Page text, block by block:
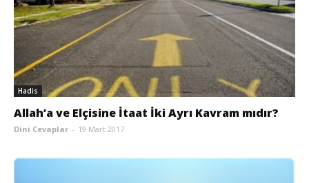
Hadis
Allah’a ve Elçisine İtaat İki Ayrı Kavram mıdır?
Dini Cevaplar - 19 Mart 2017